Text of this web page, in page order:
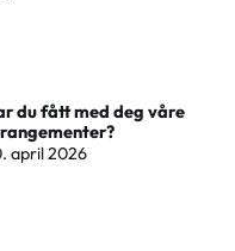
du fått med deg våre
april 2026